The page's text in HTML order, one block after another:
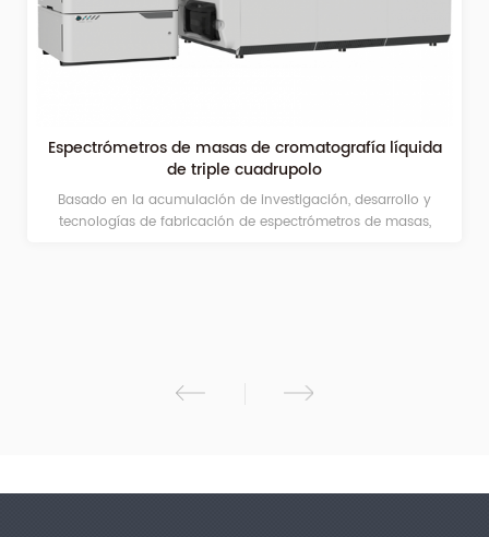
Espectrómetros de masas de cromatografía líquida
de triple cuadrupolo
Basado en la acumulación de investigación, desarrollo y
tecnologías de fabricación de espectrómetros de masas,
de múltiples etapas, analizador de masas de alta precisión,